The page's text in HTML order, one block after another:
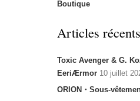
Boutique
Articles récents
Toxic Avenger & G.
EeriÆrmor 10 juillet
ORION・Sous-